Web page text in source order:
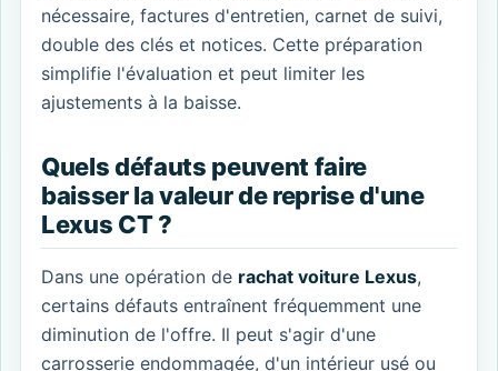
nécessaire, factures d'entretien, carnet de suivi,
double des clés et notices. Cette préparation
simplifie l'évaluation et peut limiter les
ajustements à la baisse.
Quels défauts peuvent faire
baisser la valeur de reprise d'une
Lexus CT ?
Dans une opération de rachat voiture Lexus,
certains défauts entraînent fréquemment une
diminution de l'offre. Il peut s'agir d'une
carrosserie endommagée, d'un intérieur usé ou